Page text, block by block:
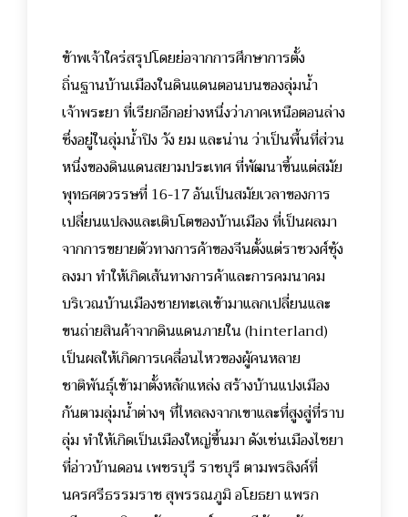
ข้าพเจ้าใคร่สรุปโดยย่อจากการศึกษาการตั้ง
ถิ่นฐานบ้านเมืองในดินแดนตอนบนของลุ่มน้ำ
เจ้าพระยา ที่เรียกอีกอย่างหนึ่งว่าภาคเหนือตอนล่าง
ซึ่งอยู่ในลุ่มน้ำปิง วัง ยม และน่าน ว่าเป็นพื้นที่ส่วน
หนึ่งของดินแดนสยามประเทศ ที่พัฒนาขึ้นแต่สมัย
พุทธศตวรรษที่ 16-17 อันเป็นสมัยเวลาของการ
เปลี่ยนแปลงและเติบโตของบ้านเมือง ที่เป็นผลมา
จากการขยายตัวทางการค้าของจีนตั้งแต่ราชวงศ์ซุ้ง
ลงมา ทำให้เกิดเส้นทางการค้าและการคมนาคม
บริเวณบ้านเมืองชายทะเลเข้ามาแลกเปลี่ยนและ
ขนถ่ายสินค้าจากดินแดนภายใน (hinterland)
เป็นผลให้เกิดการเคลื่อนไหวของผู้คนหลาย
ชาติพันธุ์เข้ามาตั้งหลักแหล่ง สร้างบ้านแปงเมือง
กันตามลุ่มน้ำต่างๆ ที่ไหลลงจากเขาและที่สูงสู่ที่ราบ
ลุ่ม ทำให้เกิดเป็นเมืองใหญ่ขึ้นมา ดังเช่นเมืองไชยา
ที่อ่าวบ้านดอน เพชรบุรี ราชบุรี ตามพรลิงค์ที่
นครศรีธรรมราช สุพรรณภูมิ อโยธยา แพรก